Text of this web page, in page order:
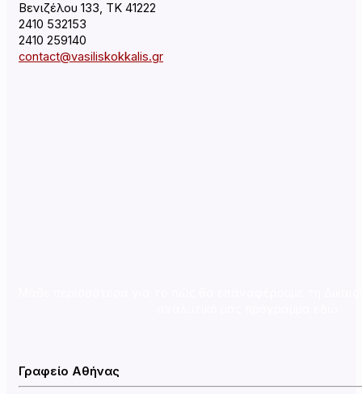
Βενιζέλου 133, ΤΚ 41222
2410 532153
2410 259140
contact@vasiliskokkalis.gr
Γραφείο Αθήνας